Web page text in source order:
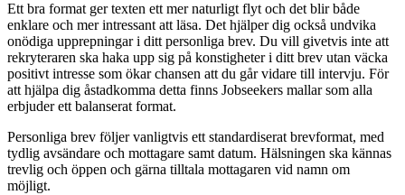
Ett bra format ger texten ett mer naturligt flyt och det blir både
enklare och mer intressant att läsa. Det hjälper dig också undvika
onödiga upprepningar i ditt personliga brev. Du vill givetvis inte att
rekryteraren ska haka upp sig på konstigheter i ditt brev utan väcka
positivt intresse som ökar chansen att du går vidare till intervju. För
att hjälpa dig åstadkomma detta finns Jobseekers mallar som alla
erbjuder ett balanserat format.
Personliga brev följer vanligtvis ett standardiserat brevformat, med
tydlig avsändare och mottagare samt datum. Hälsningen ska kännas
trevlig och öppen och gärna tilltala mottagaren vid namn om
möjligt.